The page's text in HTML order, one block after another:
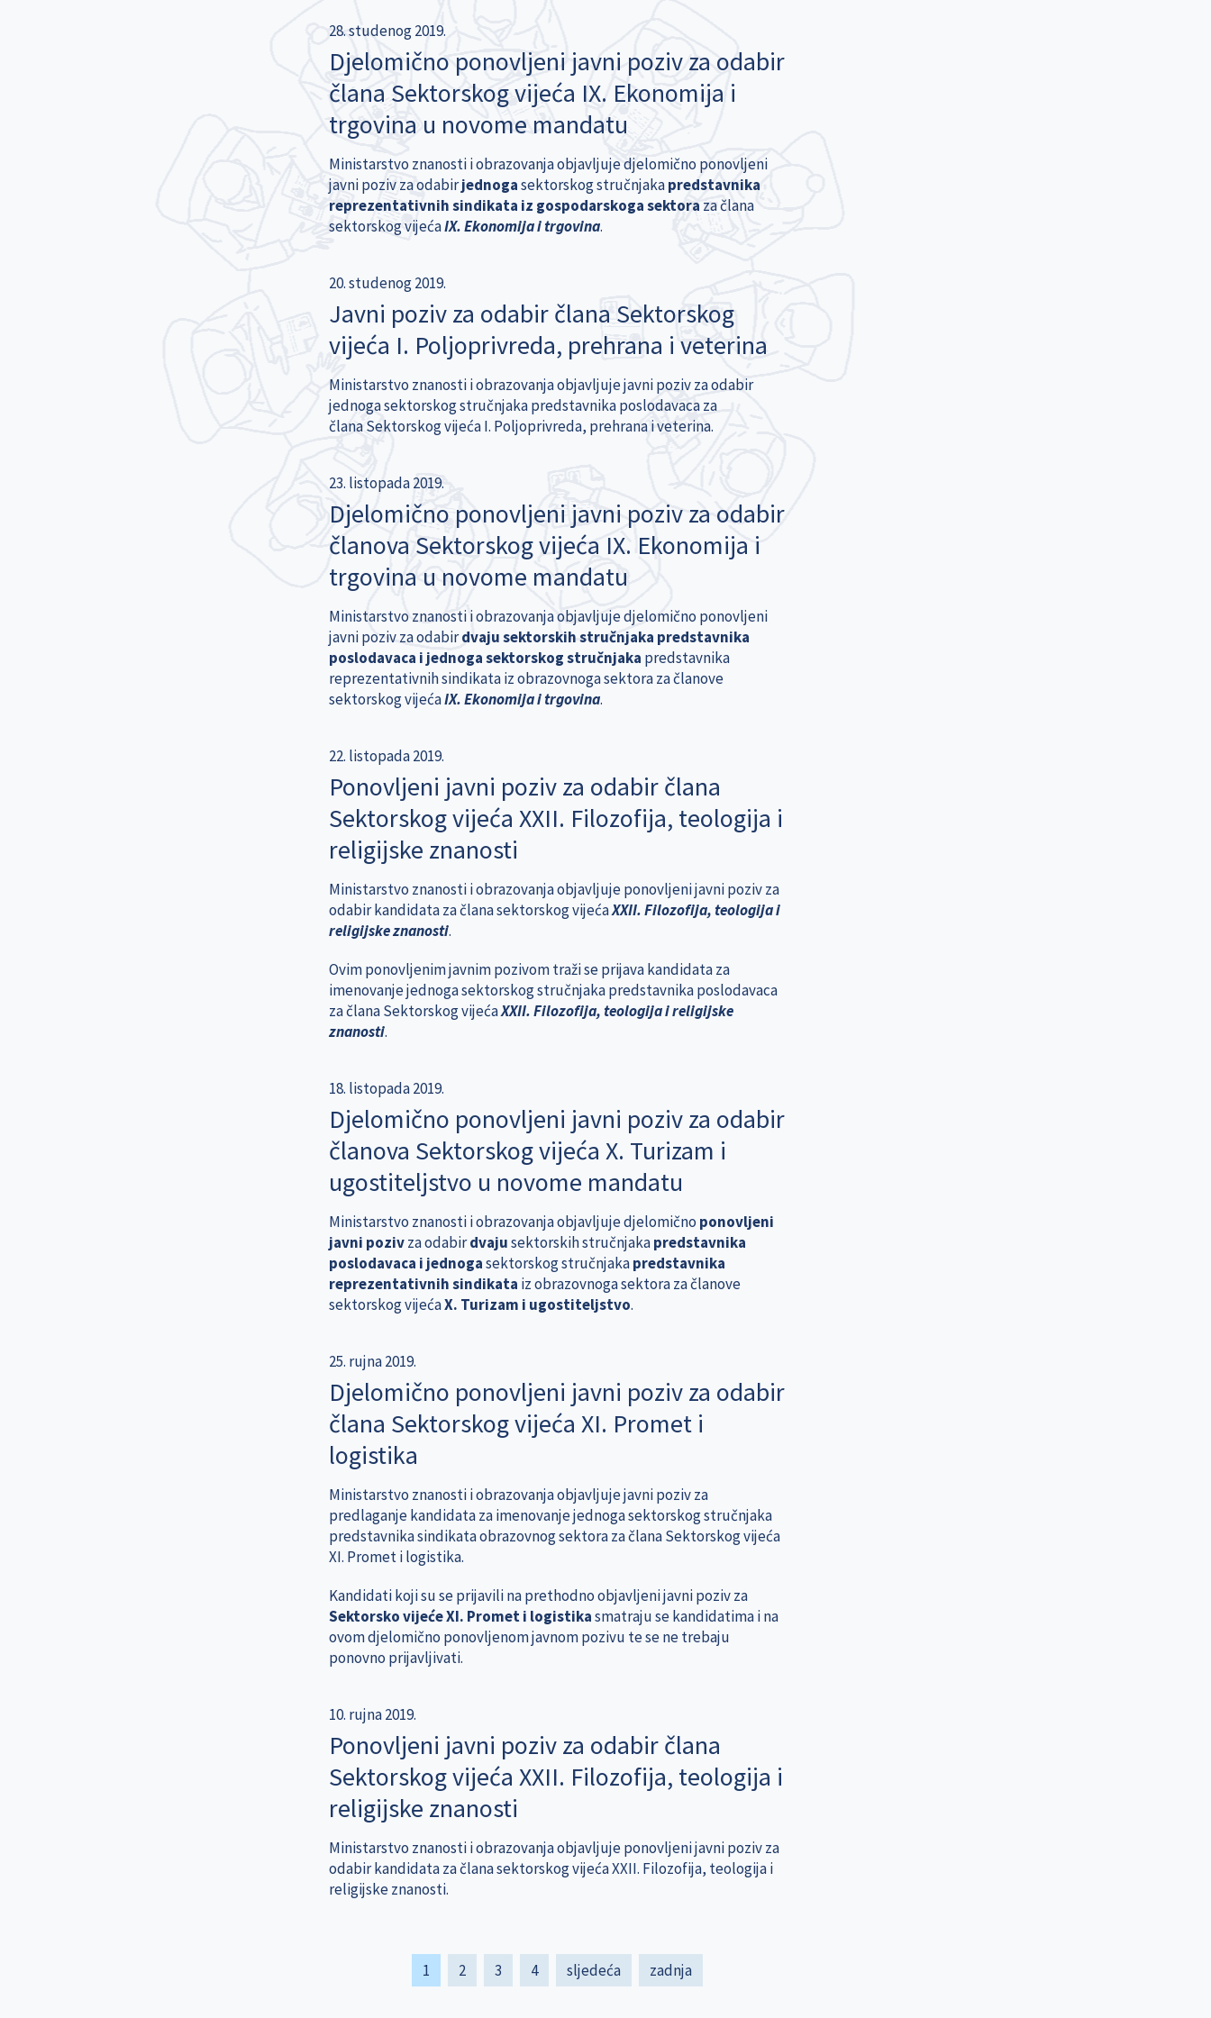
28. studenog 2019.
Djelomično ponovljeni javni poziv za odabir
člana Sektorskog vijeća IX. Ekonomija i
trgovina u novome mandatu
Ministarstvo znanosti i obrazovanja objavljuje djelomično ponovljeni
javni poziv za odabirjednogasektorskog stručnjakapredstavnika
reprezentativnih sindikata iz gospodarskoga sektora za člana
sektorskog vijećaIX. Ekonomija i trgovina.
20. studenog 2019.
Javni poziv za odabir člana Sektorskog
vijeća I. Poljoprivreda, prehrana i veterina
Ministarstvo znanosti i obrazovanja objavljuje javni poziv za odabir
jednoga sektorskog stručnjaka predstavnika poslodavaca za
člana Sektorskog vijeća I. Poljoprivreda, prehrana i veterina.
23. listopada 2019.
Djelomično ponovljeni javni poziv za odabir
članova Sektorskog vijeća IX. Ekonomija i
trgovina u novome mandatu
Ministarstvo znanosti i obrazovanja objavljuje djelomično ponovljeni
javni poziv za odabirdvaju sektorskih stručnjaka predstavnika
poslodavaca i jednoga sektorskog stručnjaka predstavnika
reprezentativnih sindikata iz obrazovnoga sektora za članove
sektorskog vijećaIX. Ekonomija i trgovina.
22. listopada 2019.
Ponovljeni javni poziv za odabir člana
Sektorskog vijeća XXII. Filozofija, teologija i
religijske znanosti
Ministarstvo znanosti i obrazovanja objavljuje ponovljeni javni poziv za
odabir kandidata za člana sektorskog vijećaXXII. Filozofija, teologija i
religijske znanosti.
Ovim ponovljenim javnim pozivom traži se prijava kandidata za
imenovanje jednoga sektorskog stručnjaka predstavnika poslodavaca
za člana Sektorskog vijećaXXII. Filozofija, teologija i religijske
znanosti.
18. listopada 2019.
Djelomično ponovljeni javni poziv za odabir
članova Sektorskog vijeća X. Turizam i
ugostiteljstvo u novome mandatu
Ministarstvo znanosti i obrazovanja objavljuje djelomično ponovljeni
javni pozivza odabirdvajusektorskih stručnjakapredstavnika
poslodavaca i jednogasektorskog stručnjakapredstavnika
reprezentativnih sindikata iz obrazovnoga sektora za članove
sektorskog vijećaX. Turizam i ugostiteljstvo.
25. rujna 2019.
Djelomično ponovljeni javni poziv za odabir
člana Sektorskog vijeća XI. Promet i
logistika
Ministarstvo znanosti i obrazovanja objavljuje javni poziv za
predlaganje kandidata za imenovanje jednoga sektorskog stručnjaka
predstavnika sindikata obrazovnog sektora za člana Sektorskog vijeća
XI. Promet i logistika.
Kandidati koji su se prijavili na prethodno objavljeni javni poziv za
Sektorsko vijeće XI. Promet i logistikasmatraju se kandidatima i na
ovom djelomično ponovljenom javnom pozivu te se ne trebaju
ponovno prijavljivati.
10. rujna 2019.
Ponovljeni javni poziv za odabir člana
Sektorskog vijeća XXII. Filozofija, teologija i
religijske znanosti
Ministarstvo znanosti i obrazovanja objavljuje ponovljeni javni poziv za
odabir kandidata za člana sektorskog vijeća XXII. Filozofija, teologija i
religijske znanosti.
Current
page
1 Page
2 Page
3 Page
4
Next
page
sljedeća
Last
page
zadnja